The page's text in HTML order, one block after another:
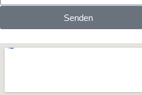
Senden